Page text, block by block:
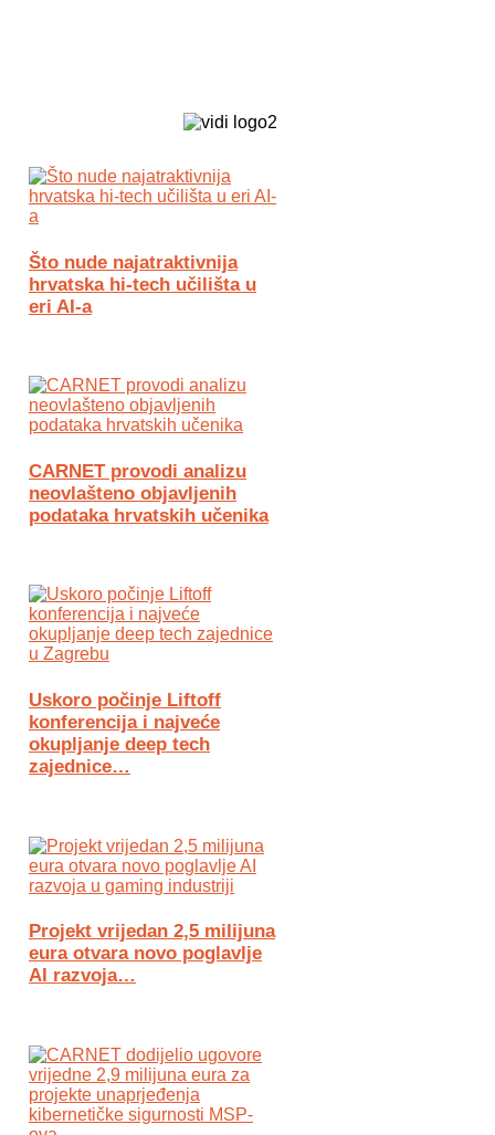
Što nude najatraktivnija
hrvatska hi-tech učilišta u
eri AI-a
CARNET provodi analizu
neovlašteno objavljenih
podataka hrvatskih učenika
Uskoro počinje Liftoff
konferencija i najveće
okupljanje deep tech
zajednice…
Projekt vrijedan 2,5 milijuna
eura otvara novo poglavlje
AI razvoja…